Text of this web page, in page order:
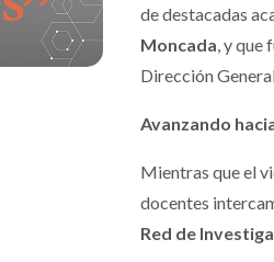
de destacadas
Moncada, y que
Dirección
Avanzando
Mientras que el
docentes
Red de